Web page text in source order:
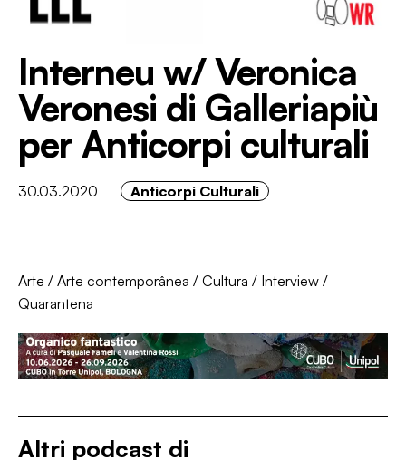
Interneu w/ Veronica
Veronesi di Galleriapiù
per Anticorpi culturali
30.03.2020 Anticorpi Culturali
Arte / Arte contemporânea / Cultura / Interview /
Quarantena
Altri podcast di